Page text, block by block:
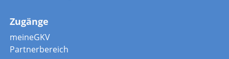
Zugänge
meineGKV
Partnerbereich